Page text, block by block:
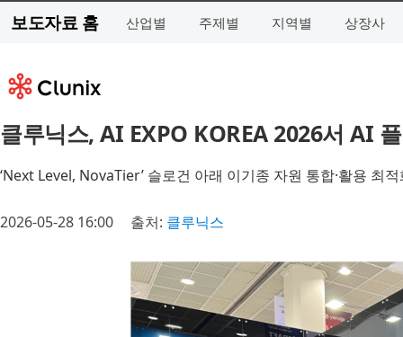
보도자료 홈 산업별 주제별 지역별 상장사
클루닉스, AI EXPO KOREA 2026서 AI
‘Next Level, NovaTier’ 슬로건 아래 이기종 자원 통합·활용 최
2026-05-28 16:00 출처: 클루닉스